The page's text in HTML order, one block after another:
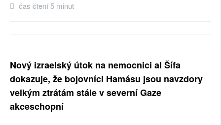
SOCIÁLNÍ SÍTĚ
čas čtení 5 minut
Nový izraelský útok na nemocnici al Šífa
dokazuje, že bojovníci Hamásu jsou navzdory
velkým ztrátám stále v severní Gaze
akceschopní